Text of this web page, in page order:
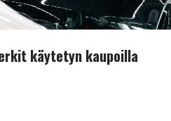
käytetyn kaupoilla